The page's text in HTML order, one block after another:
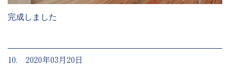
完成しました
10. 2020年03月20日